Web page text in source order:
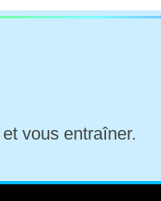
vous entraîner.